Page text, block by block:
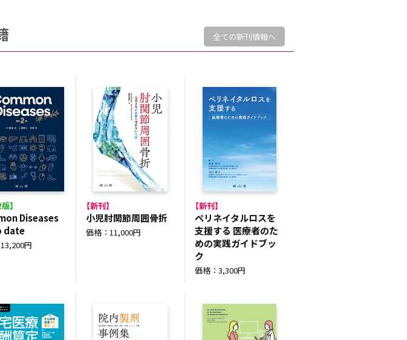
全ての新刊情報へ
】
Diseases
date
円
【新刊】
小児肘関節周囲骨折
価格：11,000円
【新刊】
ペリネイタルロスを
支援する 医療者のた
めの実践ガイドブッ
ク
価格：3,300円